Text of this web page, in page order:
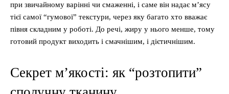
при звичайному варінні чи смаженні, і саме він надає м’ясу
тієї самої “гумової” текстури, через яку багато хто вважає
півня складним у роботі. До речі, жиру у нього менше, тому
готовий продукт виходить і смачнішим, і дієтичнішим.
Секрет м’якості: як “розтопити”